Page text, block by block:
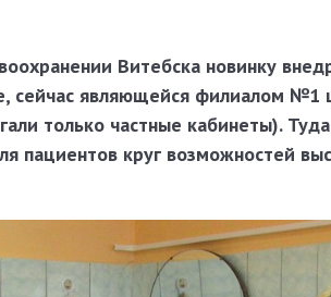
Витебска новинку
сейчас являющейся филиалом №1
только частные кабинеты).
пациентов круг возможностей